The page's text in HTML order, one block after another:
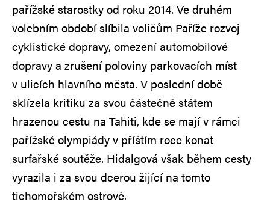
pařížské starostky od roku 2014. Ve druhém
volebním období slíbila voličům Paříže rozvoj
cyklistické dopravy, omezení automobilové
dopravy a zrušení poloviny parkovacích míst
v ulicích hlavního města. V poslední době
sklízela kritiku za svou částečně státem
hrazenou cestu na Tahiti, kde se mají v rámci
pařížské olympiády v příštím roce konat
surfařské soutěže. Hidalgová však během cesty
vyrazila i za svou dcerou žijící na tomto
tichomořském ostrově.